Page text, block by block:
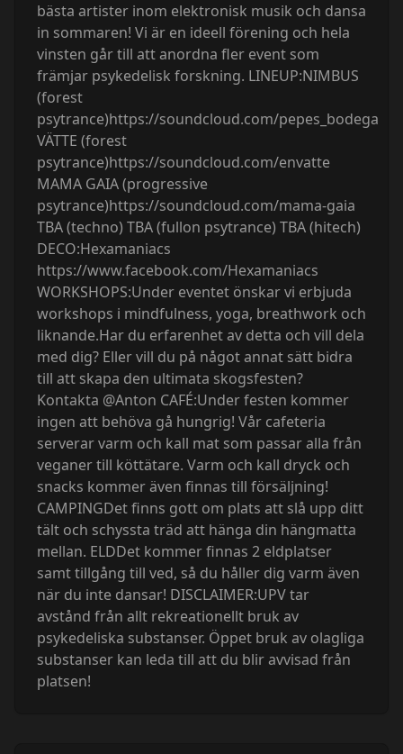
bästa artister inom elektronisk musik och dansa
in sommaren! Vi är en ideell förening och hela
vinsten går till att anordna fler event som
främjar psykedelisk forskning. LINEUP:NIMBUS
(forest
psytrance)https://soundcloud.com/pepes_bodega
VÄTTE (forest
psytrance)https://soundcloud.com/envatte
MAMA GAIA (progressive
psytrance)https://soundcloud.com/mama-gaia
TBA (techno) TBA (fullon psytrance) TBA (hitech)
DECO:Hexamaniacs
https://www.facebook.com/Hexamaniacs
WORKSHOPS:Under eventet önskar vi erbjuda
workshops i mindfulness, yoga, breathwork och
liknande.Har du erfarenhet av detta och vill dela
med dig? Eller vill du på något annat sätt bidra
till att skapa den ultimata skogsfesten?
Kontakta @Anton CAFÉ:Under festen kommer
ingen att behöva gå hungrig! Vår cafeteria
serverar varm och kall mat som passar alla från
veganer till köttätare. Varm och kall dryck och
snacks kommer även finnas till försäljning!
CAMPINGDet finns gott om plats att slå upp ditt
tält och schyssta träd att hänga din hängmatta
mellan. ELDDet kommer finnas 2 eldplatser
samt tillgång till ved, så du håller dig varm även
när du inte dansar! DISCLAIMER:UPV tar
avstånd från allt rekreationellt bruk av
psykedeliska substanser. Öppet bruk av olagliga
substanser kan leda till att du blir avvisad från
platsen!